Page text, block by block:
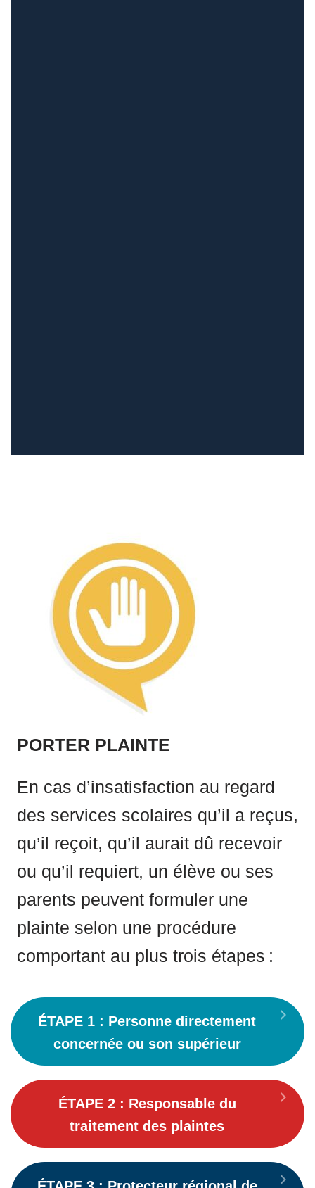
PORTER PLAINTE
En cas d’insatisfaction au regard
des services scolaires qu’il a reçus,
qu’il reçoit, qu’il aurait dû recevoir
ou qu’il requiert, un élève ou ses
parents peuvent formuler une
plainte selon une procédure
comportant au plus trois étapes :
ÉTAPE 1 : Personne directement
concernée ou son supérieur
ÉTAPE 2 : Responsable du
traitement des plaintes